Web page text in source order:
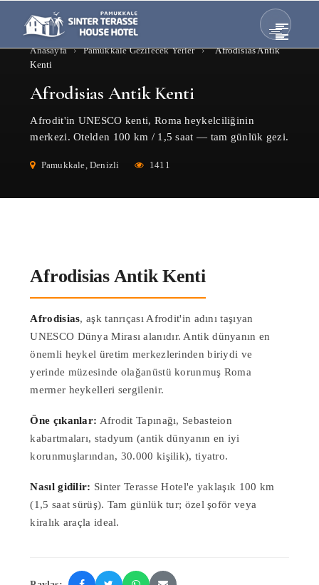
Anasayfa › Pamukkale Gezilecek Yerler ›
Afrodisias Antik
Kenti
Afrodisias Antik Kenti
Afrodit'in UNESCO kenti, Roma heykelciliğinin
merkezi. Otelden 100 km / 1,5 saat — tam günlük gezi.
Pamukkale, Denizli 1411
Afrodisias Antik Kenti
Afrodisias, aşk tanrıçası Afrodit'in adını taşıyan
UNESCO Dünya Mirası alanıdır. Antik dünyanın en
önemli heykel üretim merkezlerinden biriydi ve
yerinde müzesinde olağanüstü korunmuş Roma
mermer heykelleri sergilenir.
Öne çıkanlar: Afrodit Tapınağı, Sebasteion
kabartmaları, stadyum (antik dünyanın en iyi
korunmuşlarından, 30.000 kişilik), tiyatro.
Nasıl gidilir: Sinter Terasse Hotel'e yaklaşık 100 km
(1,5 saat sürüş). Tam günlük tur; özel şoför veya
kiralık araçla ideal.